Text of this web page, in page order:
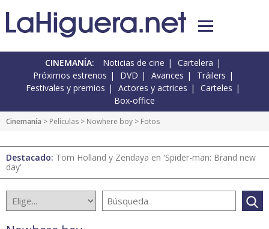
CINEMANÍA: Noticias de cine
Cartelera
Próximos estrenos
DVD Avances
Tráilers
Festivales y premios
Actores y actrices
Carteles
Box-office
Cinemanía > Películas > Nowhere boy > Fotos
Destacado: Tom Holland y Zendaya en 'Spider-man: Brand new
day'